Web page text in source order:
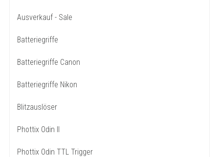
Ausverkauf - Sale
Batteriegriffe
Batteriegriffe Canon
Batteriegriffe Nikon
Blitzauslöser
Phottix Odin II
Phottix Odin TTL Trigger